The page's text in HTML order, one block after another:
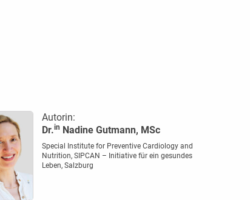
Autorin:
Dr.in Nadine Gutmann, MSc
Special Institute for Preventive Cardiology and
Nutrition, SIPCAN – Initiative für ein gesundes
Leben, Salzburg